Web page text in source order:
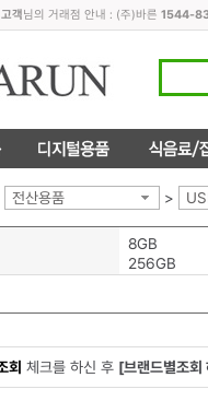
고객님의 거래점 안내 : (주)바른 1544-
전산용품 >
8GB
256GB
회 체크를 하신 후 [브랜드별조회